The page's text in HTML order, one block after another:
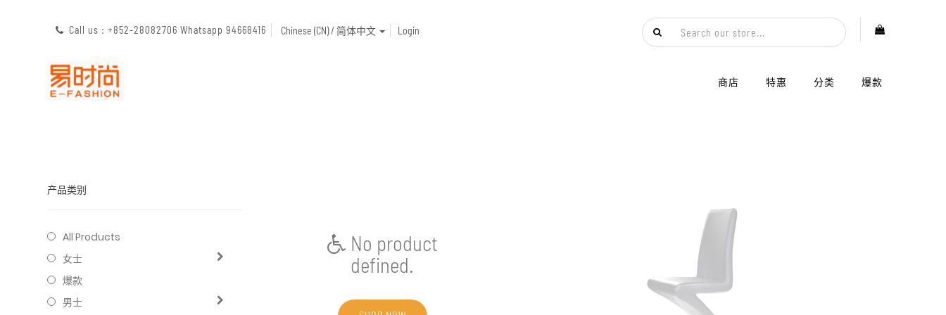
Call us : +852-28082706 Whatsapp 94668416 Chinese (CN) / 简体中文 Login
商店 特惠 分类 爆款
产品类别
All Products
女士
爆款
男士
No product
defined.